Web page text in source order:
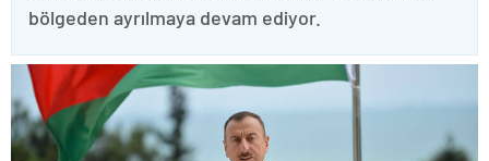
bölgeden ayrılmaya devam ediyor.